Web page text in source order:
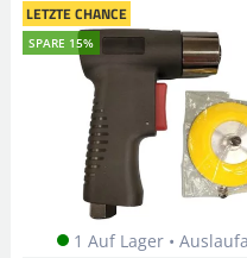
LETZTE CHANCE
SPARE 15%
1 Auf Lager •